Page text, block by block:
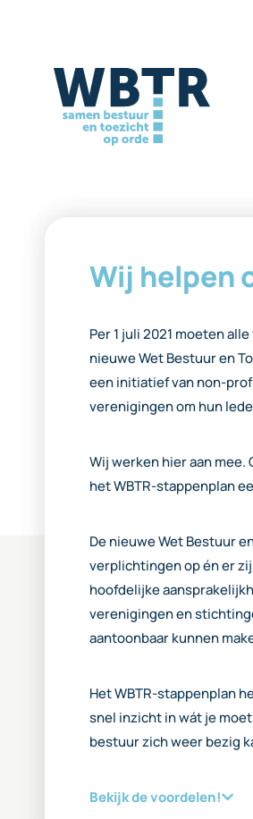
Wij helpen
Per 1 juli 2021 moeten
nieuwe Wet Bestuur en
een initiatief van non-
verenigingen om hun
Wij werken hier aan mee.
het WBTR-stappenplan
De nieuwe Wet Bestuur
verplichtingen op én er
hoofdelijke
verenigingen en
aantoonbaar kunnen
Het WBTR-stappenplan
snel inzicht in wát je
bestuur zich weer bezig
Bekijk de voordelen!